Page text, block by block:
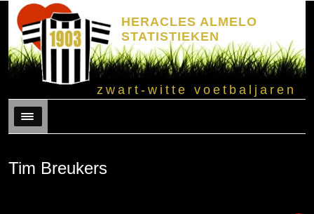
HERACLES ALMELO
STATISTIEKEN
zwart-witte voetbaljaren
Menu
Tim Breukers